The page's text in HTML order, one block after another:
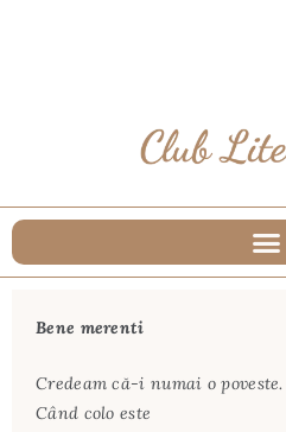
Bene merenti
Credeam că-i numai o poveste.
Când colo este